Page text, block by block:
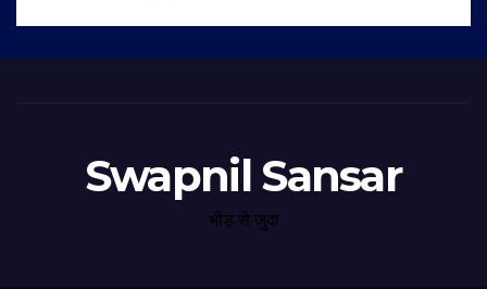
Swapnil Sansar
भीड़ से जुदा